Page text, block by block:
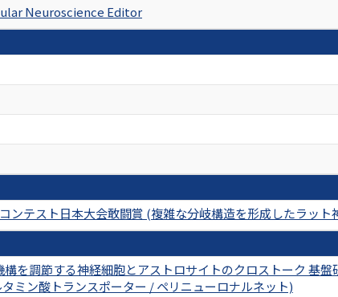
Neuroscience Editor
ンテスト日本大会敢闘賞 (複雑な分岐構造を形成したラッ
を調節する神経細胞とアストロサイトのクロストーク 基
ミン酸トランスポーター / ペリニューロナルネット)